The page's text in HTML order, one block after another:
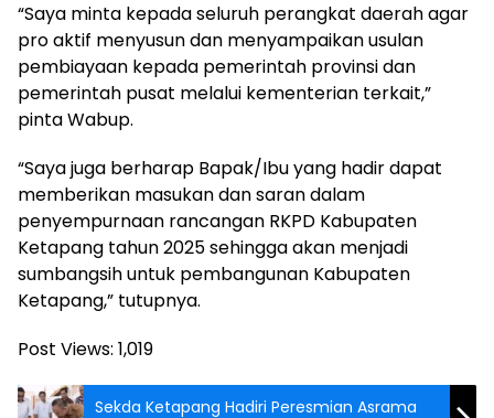
“Saya minta kepada seluruh perangkat daerah agar
pro aktif menyusun dan menyampaikan usulan
pembiayaan kepada pemerintah provinsi dan
pemerintah pusat melalui kementerian terkait,”
pinta Wabup.
“Saya juga berharap Bapak/Ibu yang hadir dapat
memberikan masukan dan saran dalam
penyempurnaan rancangan RKPD Kabupaten
Ketapang tahun 2025 sehingga akan menjadi
sumbangsih untuk pembangunan Kabupaten
Ketapang,” tutupnya.
Post Views: 1,019
Sekda Ketapang Hadiri Peresmian Asrama